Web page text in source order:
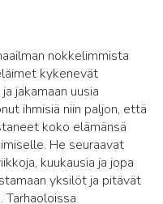
nokkelimmista
kykenevät
jakamaan uusia
ihmisiä niin paljon, että
koko elämänsä
He seuraavat
kuukausia ja jopa
yksilöt ja pitävät
Tarhaoloissa